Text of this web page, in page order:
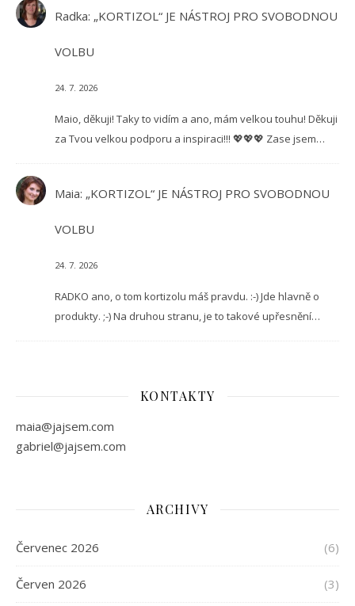
Radka: „KORTIZOL“ JE NÁSTROJ PRO SVOBODNOU
VOLBU
24. 7. 2026
Maio, děkuji! Taky to vidím a ano, mám velkou touhu! Děkuji
za Tvou velkou podporu a inspiraci!!! 💖💖💖 Zase jsem…
Maia: „KORTIZOL“ JE NÁSTROJ PRO SVOBODNOU
VOLBU
24. 7. 2026
RADKO ano, o tom kortizolu máš pravdu. :-) Jde hlavně o
produkty. ;-) Na druhou stranu, je to takové upřesnění…
KONTAKTY
maia@jajsem.com
gabriel@jajsem.com
ARCHIVY
Červenec 2026 (6)
Červen 2026 (3)